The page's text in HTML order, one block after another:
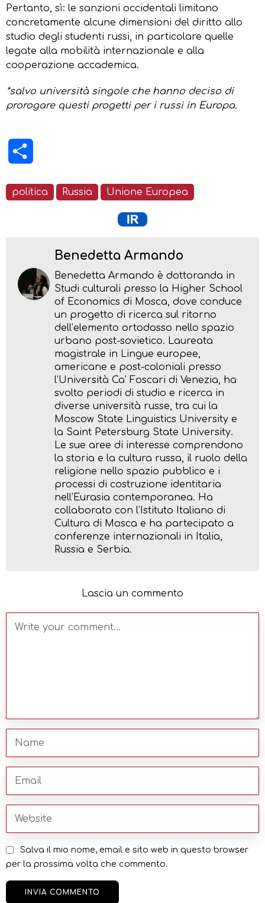
Pertanto, sì: le sanzioni occidentali limitano
concretamente alcune dimensioni del diritto allo
studio degli studenti russi, in particolare quelle
legate alla mobilità internazionale e alla
cooperazione accademica.
*salvo università singole che hanno deciso di
prorogare questi progetti per i russi in Europa.
politica Russia Unione Europea
Benedetta Armando
Benedetta Armando è dottoranda in
Studi culturali presso la Higher School
of Economics di Mosca, dove conduce
un progetto di ricerca sul ritorno
dell’elemento ortodosso nello spazio
urbano post-sovietico. Laureata
magistrale in Lingue europee,
americane e post-coloniali presso
l’Università Ca’ Foscari di Venezia, ha
svolto periodi di studio e ricerca in
diverse università russe, tra cui la
Moscow State Linguistics University e
la Saint Petersburg State University.
Le sue aree di interesse comprendono
la storia e la cultura russa, il ruolo della
religione nello spazio pubblico e i
processi di costruzione identitaria
nell’Eurasia contemporanea. Ha
collaborato con l’Istituto Italiano di
Cultura di Mosca e ha partecipato a
conferenze internazionali in Italia,
Russia e Serbia.
Lascia un commento
Salva il mio nome, email e sito web in questo browser
per la prossima volta che commento.